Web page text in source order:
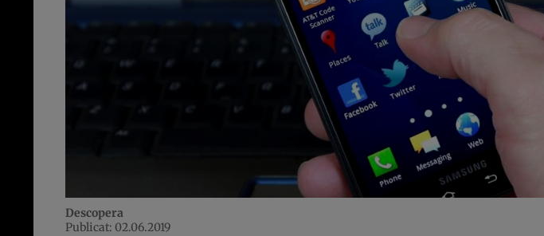
Descopera
Publicat: 02.06.2019